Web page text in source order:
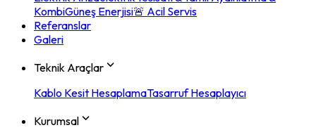
KombiGüneş Enerjisi🚨 Acil Servis
Referanslar
Galeri
Teknik Araçlar
Kablo Kesit HesaplamaTasarruf Hesaplayıcı
Kurumsal